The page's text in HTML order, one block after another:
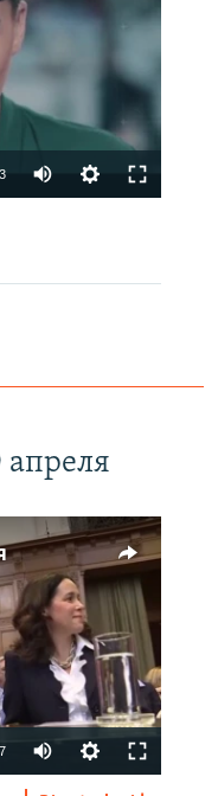
available
available